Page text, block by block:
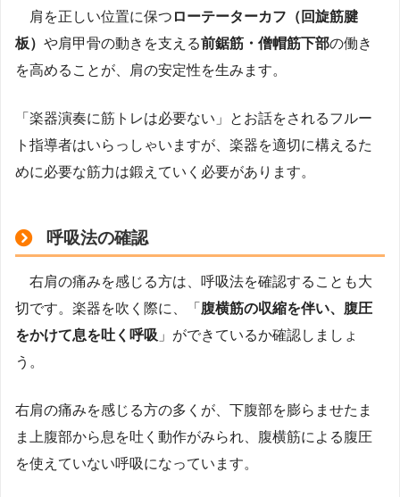
肩を正しい位置に保つ ローテーターカフ（回旋筋腱
板） や肩甲骨の動きを支える前鋸筋・僧帽筋下部の働き
を高めることが、肩の安定性を生みます。
「楽器演奏に筋トレは必要ない」とお話をされるフルー
ト指導者はいらっしゃいますが、楽器を適切に構えるた
めに必要な筋力は鍛えていく必要があります。
呼吸法の確認
右肩の痛みを感じる方は、呼吸法を確認することも大
切です。楽器を吹く際に、「 腹横筋の収縮を伴い、腹圧
をかけて息を吐く呼吸 」ができているか確認しましょ
う。
右肩の痛みを感じる方の多くが、下腹部を膨らませたま
ま上腹部から息を吐く動作がみられ、腹横筋による腹圧
を使えていない呼吸になっています。